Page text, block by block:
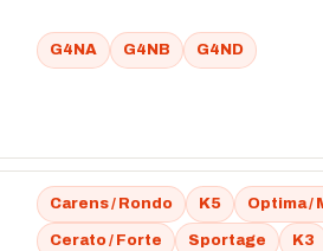
G4NA G4NB G4ND
Carens / Rondo K5 Optima /
Cerato / Forte Sportage K3